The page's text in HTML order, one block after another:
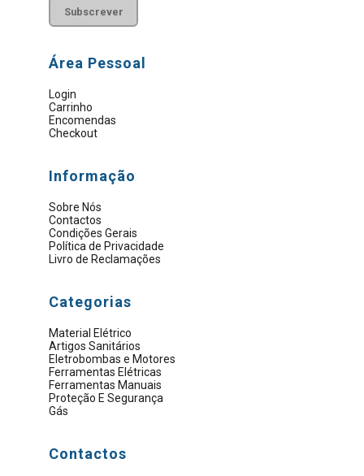
Subscrever
Área Pessoal
Login
Carrinho
Encomendas
Checkout
Informação
Sobre Nós
Contactos
Condições Gerais
Política de Privacidade
Livro de Reclamações
Categorias
Material Elétrico
Artigos Sanitários
Eletrobombas e Motores
Ferramentas Elétricas
Ferramentas Manuais
Proteção E Segurança
Gás
Contactos